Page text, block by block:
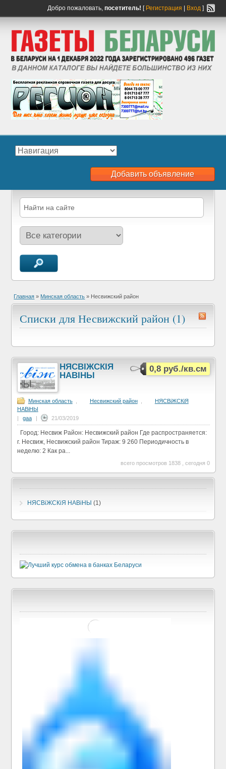
Добро пожаловать, посетитель! [ Регистрация Вход]
Добавить объявление
Главная » Минская область » Несвижский район
Списки для Несвижский район (1)
0,8 руб./кв.см
НЯСВIЖСКIЯ
НАВIНЫ
Минская область Несвижский район
НЯСВіЖСКіЯ
НАВіНЫ
|
gaa | 21/03/2019
Город: Несвиж Район: Несвижский район Где распространяется:
г. Несвиж, Несвижский район Тираж: 9 260 Периодичность в
неделю: 2 Как ра...
всего просмотров 1838 , сегодня 0
НЯСВіЖСКіЯ НАВіНЫ (1)